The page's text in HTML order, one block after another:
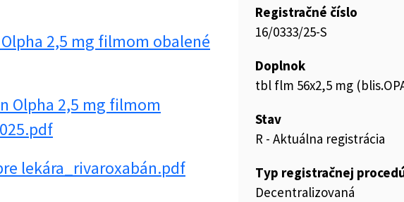
2,5 mg filmom obalené
Olpha 2,5 mg filmom
lekára_rivaroxabán.pdf
Registračné číslo
16/0333/25-S
Doplnok
tbl flm 56x2,5 mg
Stav
R - Aktuálna registrácia
Typ registračnej
Decentralizovaná